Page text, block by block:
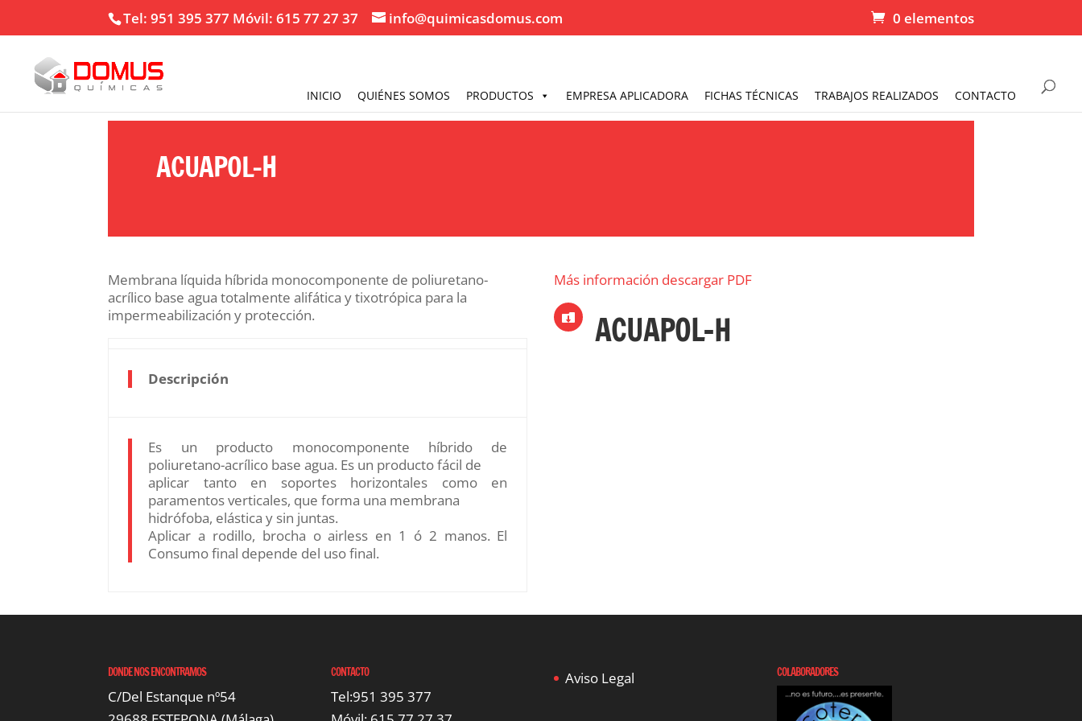
Tel: 951 395 377 Móvil: 615 77 27 37 info@quimicasdomus.com 0 elementos
INICIO QUIÉNES SOMOS PRODUCTOS EMPRESA APLICADORA FICHAS TÉCNICAS TRABAJOS REALIZADOS CONTACTO
ACUAPOL-H
Membrana líquida híbrida monocomponente de poliuretano-
acrílico base agua totalmente alifática y tixotrópica para la
impermeabilización y protección.
Descripción
Es un producto monocomponente híbrido de
poliuretano-acrílico base agua. Es un producto fácil de
aplicar tanto en soportes horizontales como en
paramentos verticales, que forma una membrana
hidrófoba, elástica y sin juntas.
Aplicar a rodillo, brocha o airless en 1 ó 2 manos. El
Consumo final depende del uso final.
Más información descargar PDF
 ACUAPOL-H
DONDE NOS ENCONTRAMOS
C/Del Estanque nº54
CONTACTO
Tel:951 395 377
Aviso Legal COLABORADORES